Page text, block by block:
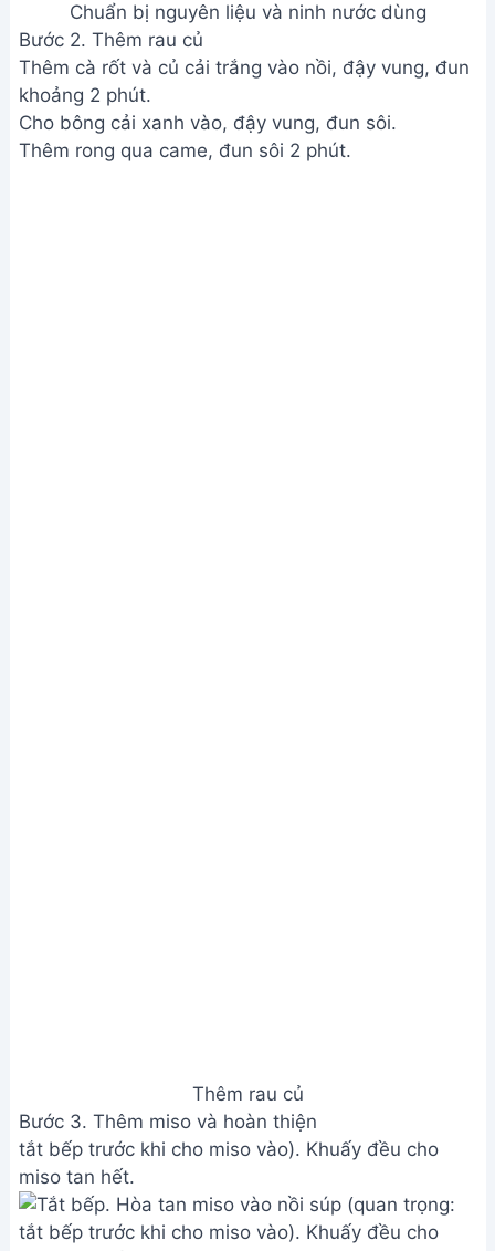
Chuẩn bị nguyên liệu và ninh nước dùng
Bước 2. Thêm rau củ
Thêm cà rốt và củ cải trắng vào nồi, đậy vung, đun
khoảng 2 phút.
Cho bông cải xanh vào, đậy vung, đun sôi.
Thêm rong qua came, đun sôi 2 phút.
Thêm rau củ
Bước 3. Thêm miso và hoàn thiện
tắt bếp trước khi cho miso vào). Khuấy đều cho
miso tan hết.